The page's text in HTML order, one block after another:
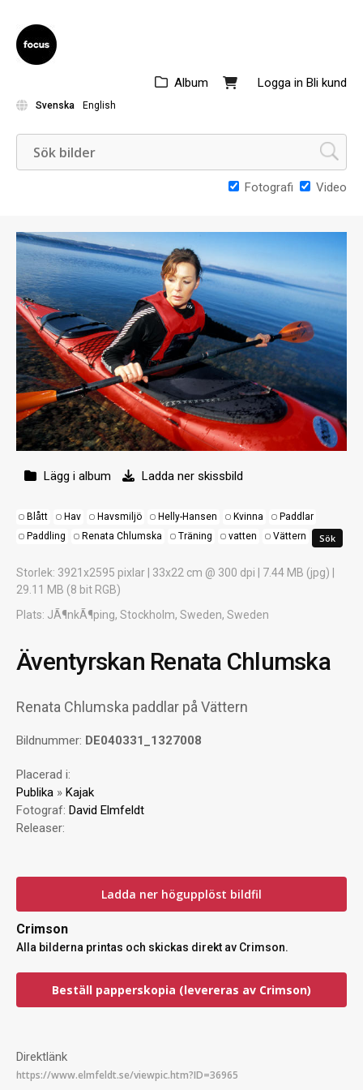
Logga in Bli kund
Album
Svenska English
Fotografi Video
Lägg i album Ladda ner skissbild
Blått Hav Havsmiljö Helly-Hansen Kvinna
Paddlar
Paddling
Renata Chlumska Träning vatten Vättern
Storlek: 3921x2595 pixlar | 33x22 cm @ 300 dpi | 7.44 MB (jpg) |
29.11 MB (8 bit RGB)
Plats: JÃ¶nkÃ¶ping, Stockholm, Sweden, Sweden
Äventyrskan Renata Chlumska
Renata Chlumska paddlar på Vättern
Bildnummer: DE040331_1327008
Placerad i:
Publika » Kajak
Fotograf: David Elmfeldt
Releaser:
Ladda ner högupplöst bildfil
Crimson
Alla bilderna printas och skickas direkt av Crimson.
Beställ papperskopia (levereras av Crimson)
Direktlänk